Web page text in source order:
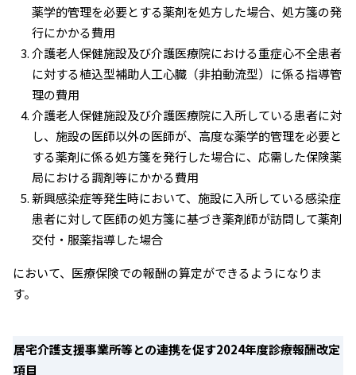
薬学的管理を必要とする薬剤を処方した場合、処方箋の発
行にかかる費用
介護老人保健施設及び介護医療院における重症心不全患者
に対する植込型補助人工心臓（非拍動流型）に係る指導管
理の費用
介護老人保健施設及び介護医療院に入所している患者に対
し、施設の医師以外の医師が、高度な薬学的管理を必要と
する薬剤に係る処方箋を発行した場合に、応需した保険薬
局における調剤等にかかる費用
新興感染症等発生時において、施設に入所している感染症
患者に対して医師の処方箋に基づき薬剤師が訪問して薬剤
交付・服薬指導した場合
において、医療保険での報酬の算定ができるようになりま
す。
居宅介護支援事業所等との連携を促す2024年度診療報酬改定
項目